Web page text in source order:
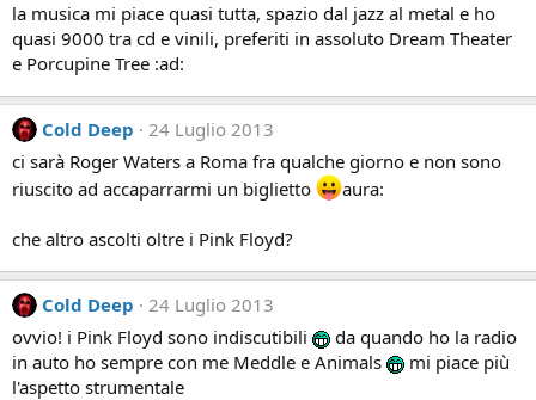
la musica mi piace quasi tutta, spazio dal jazz al metal e ho
quasi 9000 tra cd e vinili, preferiti in assoluto Dream Theater
e Porcupine Tree :ad:
Cold Deep
24 Luglio 2013
ci sarà Roger Waters a Roma fra qualche giorno e non sono
riuscito ad accaparrarmi un biglietto
aura:
che altro ascolti oltre i Pink Floyd?
Cold Deep
24 Luglio 2013
ovvio! i Pink Floyd sono indiscutibili
da quando ho la radio
in auto ho sempre con me Meddle e Animals
mi piace più
l'aspetto strumentale